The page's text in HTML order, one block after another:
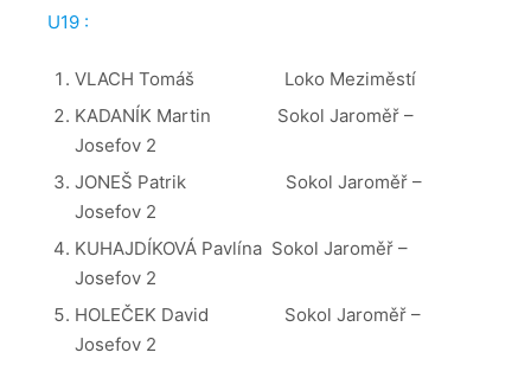
U19 :
VLACH Tomáš Loko Meziměstí
KADANÍK Martin Sokol Jaroměř –
Josefov 2
JONEŠ Patrik Sokol Jaroměř –
Josefov 2
KUHAJDÍKOVÁ Pavlína Sokol Jaroměř –
Josefov 2
HOLEČEK David Sokol Jaroměř –
Josefov 2